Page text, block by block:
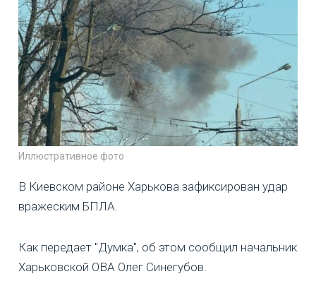
Иллюстративное фото
В Киевском районе Харькова зафиксирован удар
вражеским БПЛА.
Как передает "Думка", об этом сообщил начальник
Харьковской ОВА Олег Синегубов.